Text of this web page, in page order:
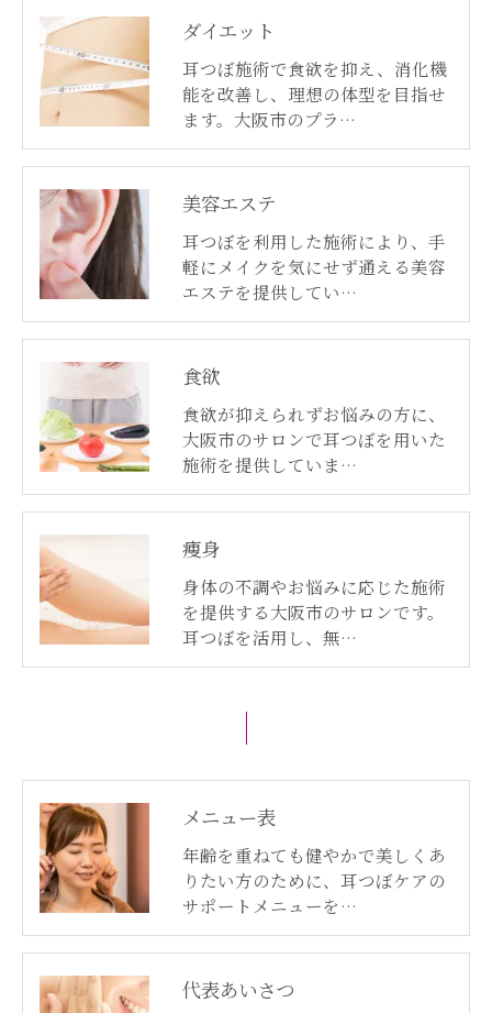
ダイエット
耳つぼ施術で食欲を抑え、消化機
能を改善し、理想の体型を目指せ
ます。大阪市のプラ…
美容エステ
耳つぼを利用した施術により、手
軽にメイクを気にせず通える美容
エステを提供してい…
食欲
食欲が抑えられずお悩みの方に、
大阪市のサロンで耳つぼを用いた
施術を提供していま…
痩身
身体の不調やお悩みに応じた施術
を提供する大阪市のサロンです。
耳つぼを活用し、無…
メニュー表
年齢を重ねても健やかで美しくあ
りたい方のために、耳つぼケアの
サポートメニューを…
代表あいさつ